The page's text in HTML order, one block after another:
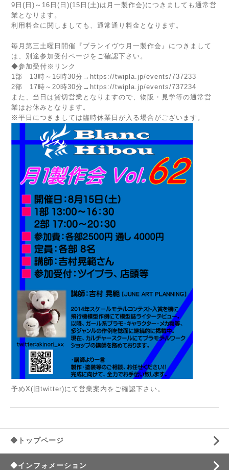
9日(日)～16日(日)(15日(土)は月一製作会)につきましても通常営
業となります。
利用料金に関しましても、通常通り料金となります。
毎月第三土曜日開催『ブランイヴウ月一製作会』につきまして
は、別途参加受付ページをご確認下さい。
◆参加受付※リンク
1部 13時～16時30分→ https://twipla.jp/events/737233
2部 17時～20時30分→ https://twipla.jp/events/737234
また、当日は貸切営業となりますので、物販・見学等の通常営
業はお休みとなります。
※平日につきましては臨時休業日が入る場合がございます。
予めX(旧twitter)にて営業案内をご確認下さい。
◆トップページ
◆インフォメーション